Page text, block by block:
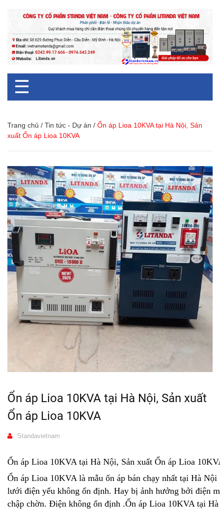
☰
Trang chủ / Tin tức - Dự án / Ổn áp Lioa 10KVA tại Hà Nội, Sản
xuất Ổn áp Lioa 10KVA
Ổn áp Lioa 10KVA tại Hà Nội, Sản xuất
Ổn áp Lioa 10KVA
Standavietnam
Ổn áp Lioa 10KVA tại Hà Nội, Sản xuất Ổn áp Lioa
Ổn áp Lioa 10KVA là mẫu ổn áp bán chạy nhất tại Hà Nội
lưới điện yếu không ổn định. Hay bị ảnh hưởng bởi điện
chập chờn. Điện không ổn định .Ổn áp Lioa 10KVA tại